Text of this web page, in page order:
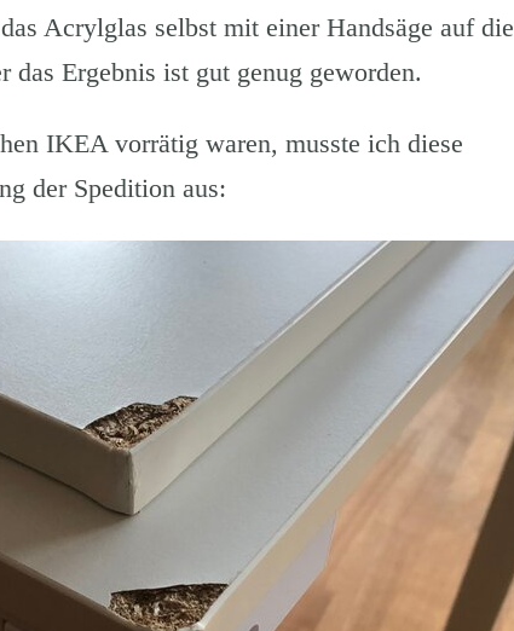
Acrylglas selbst mit einer Handsäge auf die
Ergebnis ist gut genug geworden.
IKEA vorrätig waren, musste ich diese
der Spedition aus: